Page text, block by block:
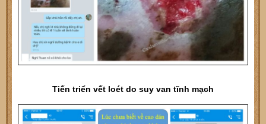
Tiến triển vết loét do suy van tĩnh mạch